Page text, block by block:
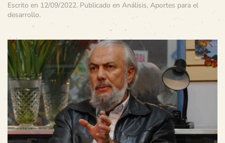
Escrito en 12/09/2022. Publicado en Análisis, Aportes para el
desarrollo.